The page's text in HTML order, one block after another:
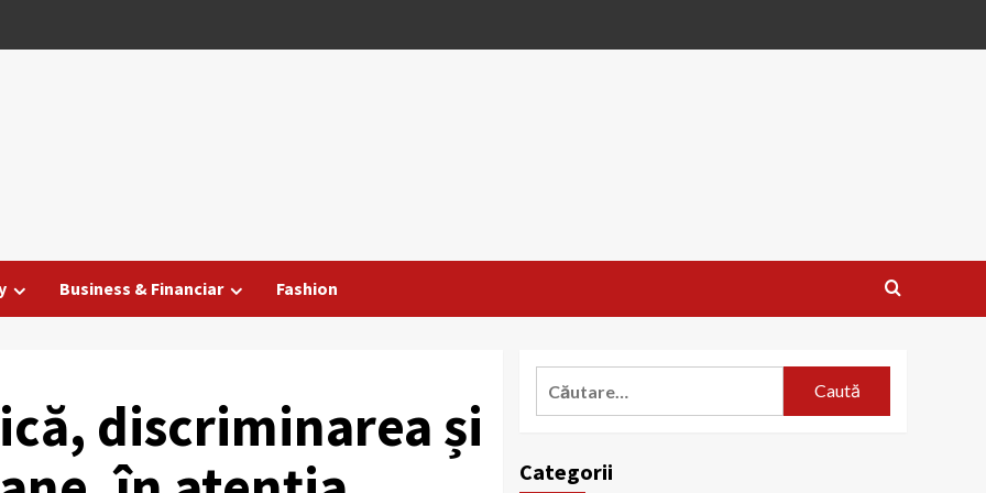
Business & Financiar Fashion
discriminarea și
Categorii